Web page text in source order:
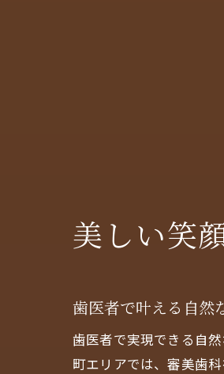
美しい笑
歯医者で叶える自然
歯医者で実現できる自
町エリアでは、審美歯